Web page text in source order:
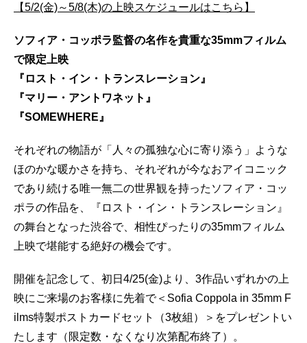
【5/2(金)～5/8(木)の上映スケジュールはこちら】
ソフィア・コッポラ監督の名作を貴重な35mmフィルム
で限定上映
『ロスト・イン・トランスレーション』
『マリー・アントワネット』
『SOMEWHERE』
それぞれの物語が「人々の孤独な心に寄り添う」ような
ほのかな暖かさを持ち、それぞれが今なおアイコニック
であり続ける唯一無二の世界観を持ったソフィア・コッ
ポラの作品を、『ロスト・イン・トランスレーション』
の舞台となった渋谷で、相性ぴったりの35mmフィルム
上映で堪能する絶好の機会です。
開催を記念して、初日4/25(金)より、3作品いずれかの上
映にご来場のお客様に先着で＜Sofia Coppola in 35mm F
ilms特製ポストカードセット（3枚組）＞をプレゼントい
たします（限定数・なくなり次第配布終了）。